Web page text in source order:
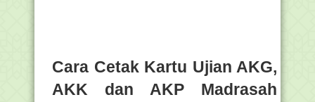
Cara Cetak Kartu Ujian AKG,
AKK dan AKP Madrasah